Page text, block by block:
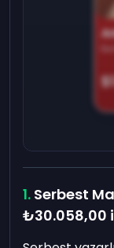
Serbest
₺30.058,00